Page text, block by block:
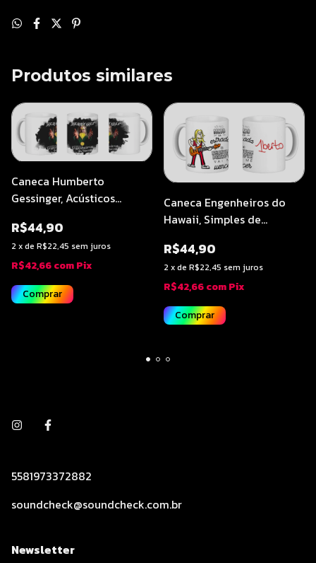
Produtos similares
Caneca Humberto
Gessinger, Acústicos
R$44,90
2 xde R$22,45 sem juros
R$42,66comPix
Caneca Engenheiros do
Hawaii, Simples de
R$44,90
2 xde R$22,45 sem juros
R$42,66comPix
5581973372882
soundcheck@soundcheck.com.br
Newsletter